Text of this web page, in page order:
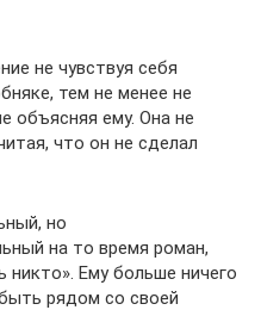
не чувствуя себя
тем не менее не
объясняя ему. Она не
что он не сделал
но
на то время роман,
никто». Ему больше ничего
рядом со своей